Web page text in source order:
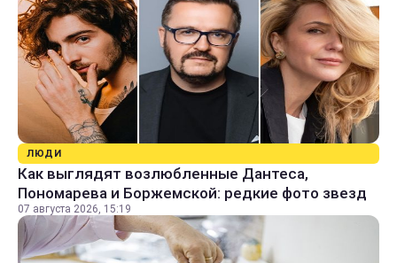
ЛЮДИ
Как выглядят возлюбленные Дантеса,
Пономарева и Боржемской: редкие фото звезд
07 августа 2026, 15:19